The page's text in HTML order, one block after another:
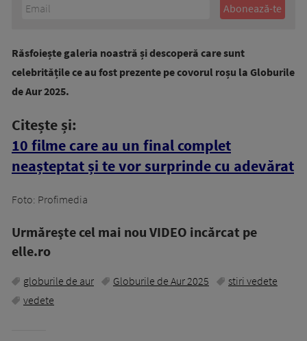
Răsfoiește galeria noastră și descoperă care sunt
celebritățile ce au fost prezente pe covorul roșu la Globurile
de Aur 2025.
Citește și:
10 filme care au un final complet
neașteptat și te vor surprinde cu adevărat
Foto: Profimedia
Urmăreşte cel mai nou VIDEO incărcat pe
elle.ro
globurile de aur Globurile de Aur 2025
stiri vedete
vedete